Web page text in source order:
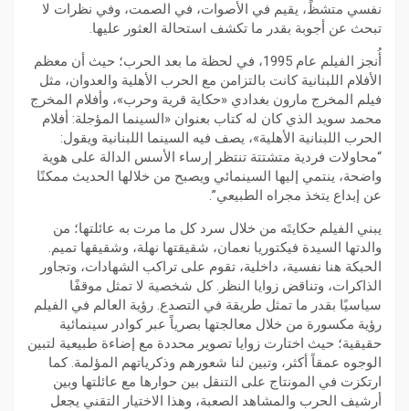
نفسي متشظٍّ، يقيم في الأصوات، في الصمت، وفي نظرات لا
تبحث عن أجوبة بقدر ما تكشف استحالة العثور عليها.
أُنجز الفيلم عام 1995، في لحظة ما بعد الحرب؛ حيث أن معظم
الأفلام اللبنانية كانت بالتزامن مع الحرب الأهلية والعدوان، مثل
فيلم المخرج مارون بغدادي «حكاية قرية وحرب»، وأفلام المخرج
محمد سويد الذي كان له كتاب بعنوان «السينما المؤجلة: أفلام
الحرب اللبنانية الأهلية»، يصف فيه السينما اللبنانية ويقول:
“محاولات فردية متشتتة تنتظر إرساء الأسس الدالة على هوية
واضحة، ينتمي إليها السينمائي ويصبح من خلالها الحديث ممكنًا
عن إبداع يتخذ مجراه الطبيعي”.
​يبني الفيلم حكايتَه من خلال سرد كل ما مرت به عائلتها؛ من
والدتها السيدة فيكتوريا نعمان، شقيقتها نهلة، وشقيقها تميم.
الحبكة هنا نفسية، داخلية، تقوم على تراكب الشهادات، وتجاور
الذاكرات، وتناقض زوايا النظر. كل شخصية لا تمثل موقفًا
سياسيًا بقدر ما تمثل طريقة في التصدع. رؤية العالم في الفيلم
رؤية مكسورة من خلال معالجتها بصرياً عبر كوادر سينمائية
حقيقية؛ حيث اختارت زوايا تصوير محددة مع إضاءة طبيعية لتبين
الوجوه عمقاً أكثر، وتبين لنا شعورهم وذكرياتهم المؤلمة. كما
ارتكزت في المونتاج على التنقل بين حوارها مع عائلتها وبين
أرشيف الحرب والمشاهد الصعبة، وهذا الاختيار التقني يجعل